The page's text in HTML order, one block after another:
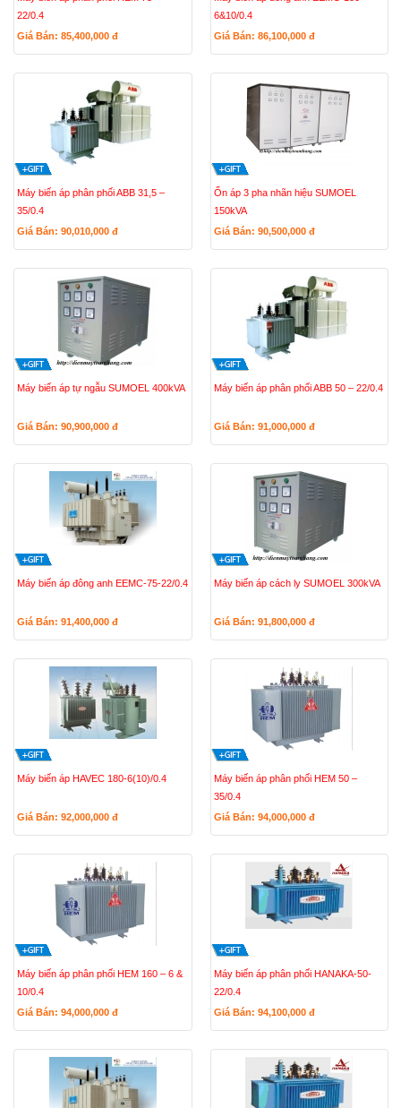
22/0.4
Giá Bán: 85,400,000 đ
6&10/0.4
Giá Bán: 86,100,000 đ
Máy biến áp phân phối ABB 31,5 –
35/0.4
Giá Bán: 90,010,000 đ
Ổn áp 3 pha nhãn hiệu SUMOEL
150kVA
Giá Bán: 90,500,000 đ
Máy biến áp tự ngẫu SUMOEL 400kVA
Giá Bán: 90,900,000 đ
Máy biến áp phân phối ABB 50 – 22/0.4
Giá Bán: 91,000,000 đ
Máy biến áp đông anh EEMC-75-22/0.4
Giá Bán: 91,400,000 đ
Máy biến áp cách ly SUMOEL 300kVA
Giá Bán: 91,800,000 đ
Máy biến áp HAVEC 180-6(10)/0.4
Giá Bán: 92,000,000 đ
Máy biến áp phân phối HEM 50 –
35/0.4
Giá Bán: 94,000,000 đ
Máy biến áp phân phối HEM 160 – 6 &
10/0.4
Giá Bán: 94,000,000 đ
Máy biến áp phân phối HANAKA-50-
22/0.4
Giá Bán: 94,100,000 đ